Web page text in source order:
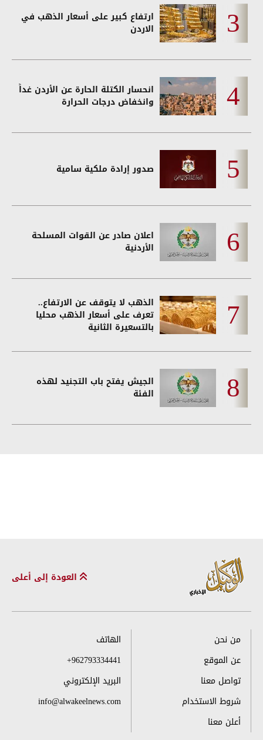
ارتفاع كبير على أسعار الذهب في
الاردن
انحسار الكتلة الحارة عن الأردن غداً
وانخفاض درجات الحرارة
صدور إرادة ملكية سامية
اعلان صادر عن القوات المسلحة
الأردنية
الذهب لا يتوقف عن الارتفاع..
تعرف على أسعار الذهب محليا
بالتسعيرة الثانية
الجيش يفتح باب التجنيد لهذه
الفئة
العودة إلى أعلى
من نحن
عن الموقع
تواصل معنا
شروط الاستخدام
أعلن معنا
الهاتف
+962793334441
البريد الإلكتروني
info@alwakeelnews.com